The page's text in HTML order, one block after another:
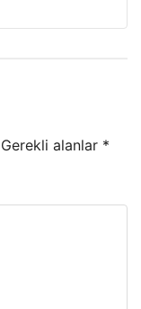
Gerekli alanlar *